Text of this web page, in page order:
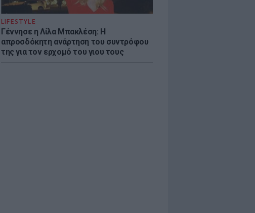
LIFESTYLE
Γέννησε η Λίλα Μπακλέση: Η
απροσδόκητη ανάρτηση του συντρόφου
της για τον ερχομό του γιου τους